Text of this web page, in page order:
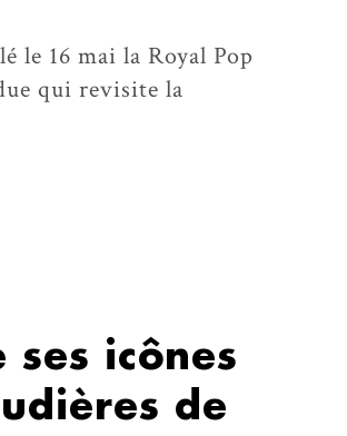
le 16 mai la Royal Pop
qui revisite la
icônes
de